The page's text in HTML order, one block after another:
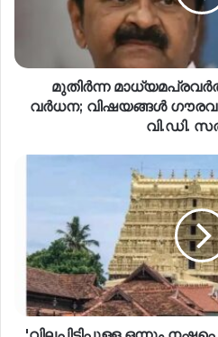
മുതിർന്ന
വർധന; വിഷയങ്ങൾ
വി.ഡി.